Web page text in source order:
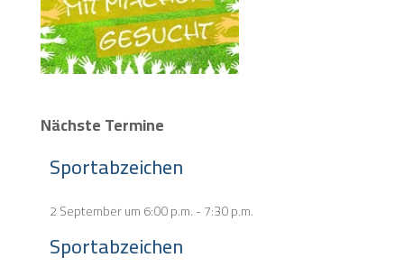
Nächste Termine
Sportabzeichen
2 September um 6:00 p.m.-7:30 p.m.
Sportabzeichen